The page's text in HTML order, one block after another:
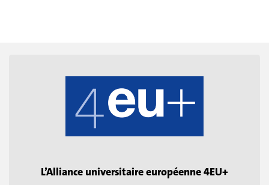
L’Alliance universitaire européenne 4EU+